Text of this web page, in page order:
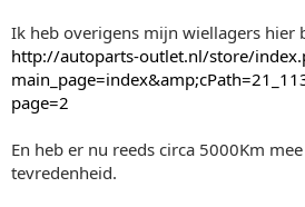
Ik heb overigens mijn wiellagers hier
http://autoparts-outlet.nl/store/
page=2
En heb er nu reeds circa 5000Km
tevredenheid.